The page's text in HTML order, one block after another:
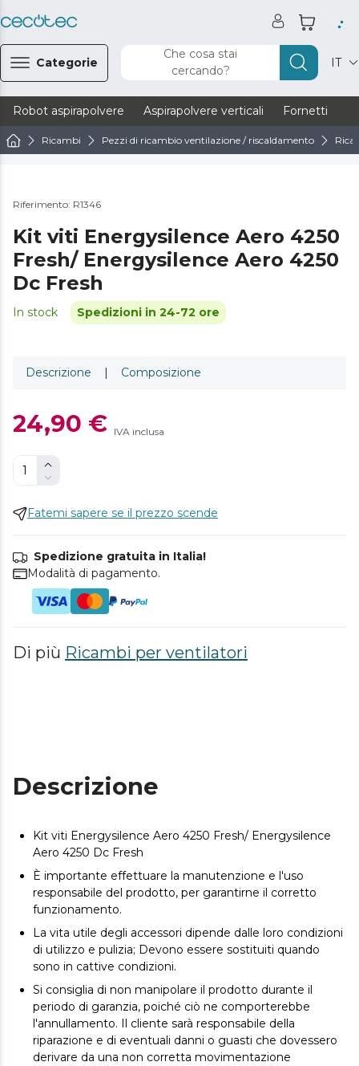
Categorie
Che cosa stai
cercando?
IT
Robot aspirapolvere Aspirapolvere verticali Fornetti
Ricambi Pezzi di ricambio ventilazione / riscaldamento
Riferimento: R1346
Kit viti Energysilence Aero 4250
Fresh/ Energysilence Aero 4250
Dc Fresh
In stock Spedizioni in 24-72 ore
Descrizione | Composizione
24,90 € IVA inclusa
Fatemi sapere se il prezzo scende
Spedizione gratuita in Italia!
Modalità di pagamento.
Di più Ricambi per ventilatori
Descrizione
Kit viti Energysilence Aero 4250 Fresh/ Energysilence
Aero 4250 Dc Fresh
È importante effettuare la manutenzione e l'uso
responsabile del prodotto, per garantirne il corretto
funzionamento.
La vita utile degli accessori dipende dalle loro condizioni
di utilizzo e pulizia; Devono essere sostituiti quando
sono in cattive condizioni.
Si consiglia di non manipolare il prodotto durante il
periodo di garanzia, poiché ciò ne comporterebbe
l'annullamento. Il cliente sarà responsabile della
riparazione e di eventuali danni o guasti che dovessero
derivare da una non corretta movimentazione